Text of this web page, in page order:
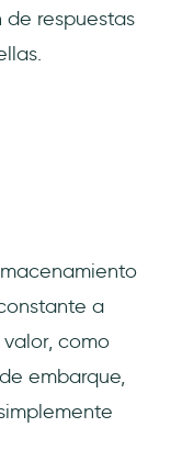
respuestas
a
como
embarque,